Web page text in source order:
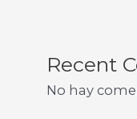
Recent
No hay